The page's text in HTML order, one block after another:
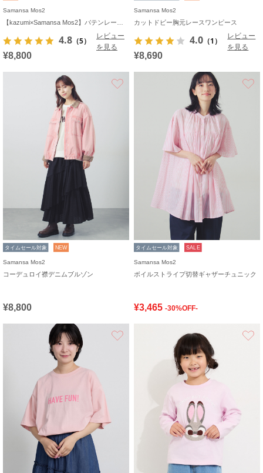
Samansa Mos2
4.8 （5）
レビュー
を見る
¥8,800
Samansa Mos2
カットドビー胸元レースワンピース
4.0 （1）
レビュー
を見る
¥8,690
タイムセール対象 NEW
Samansa Mos2
コーデュロイ襟デニムブルゾン
¥8,800
タイムセール対象 SALE
Samansa Mos2
ボイルストライプ切替ギャザーチュニック
¥3,465 -30%OFF-